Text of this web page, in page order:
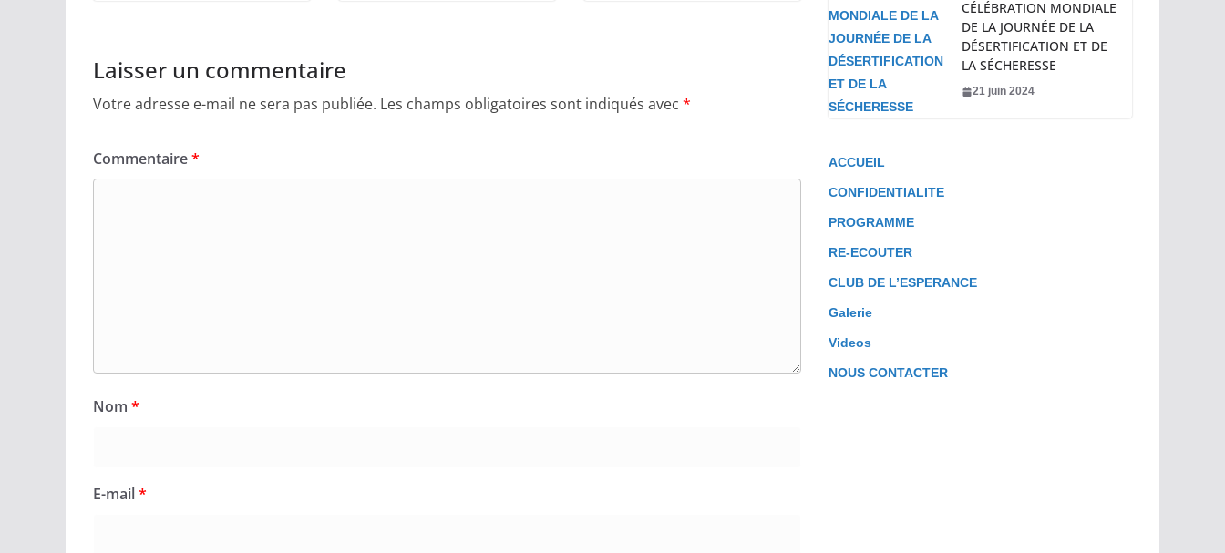
Laisser un commentaire
Votre adresse e-mail ne sera pas publiée. Les champs obligatoires sont indiqués avec *
Commentaire*
Nom *
E-mail*
CÉLÉBRATION MONDIALE
DE LA JOURNÉE DE LA
DÉSERTIFICATION ET DE
LA SÉCHERESSE
21 juin 2024
ACCUEIL
CONFIDENTIALITE
PROGRAMME
RE-ECOUTER
CLUB DE L’ESPERANCE
Galerie
Videos
NOUS CONTACTER